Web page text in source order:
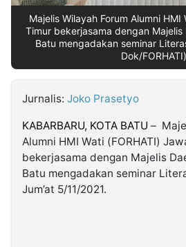
Majelis Wilayah Forum Alumni HMI
Timur bekerjasama dengan Majelis
Batu mengadakan seminar
Dok/
Jurnalis: Joko Prasetyo
KABARBARU, KOTA BATU –
Alumni HMI Wati (FORHATI)
bekerjasama dengan Majelis
Batu mengadakan seminar
Jum’at 5/11/2021.